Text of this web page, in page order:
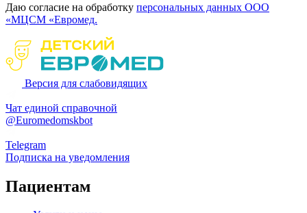
Даю согласие на обработку персональных данных ООО
«МЦСМ «Евромед.
Версия для слабовидящих
Чат единой справочной
@Euromedomskbot
Telegram
Подписка на уведомления
Пациентам